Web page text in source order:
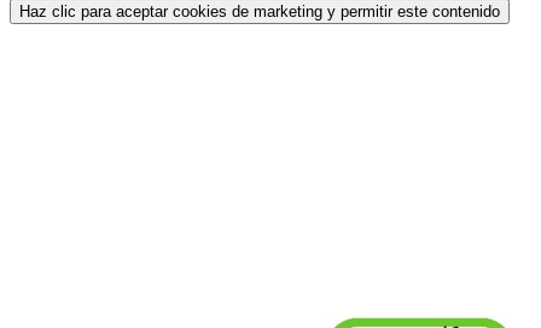
Haz clic para aceptar cookies de marketing y permitir este contenido